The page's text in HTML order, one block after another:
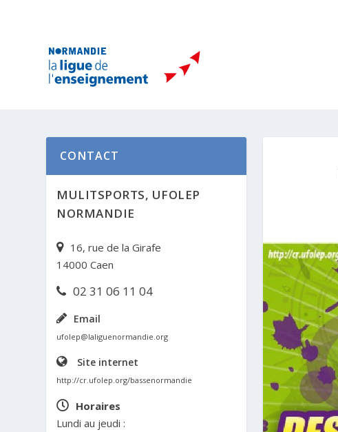
CONTACT
MULITSPORTS, UFOLEP
NORMANDIE
16, rue de la Girafe
14000 Caen
02 31 06 11 04
Email
ufolep@laliguenormandie.org
Site internet
http://cr.ufolep.org/bassenormandie
Horaires
Lundi au jeudi :